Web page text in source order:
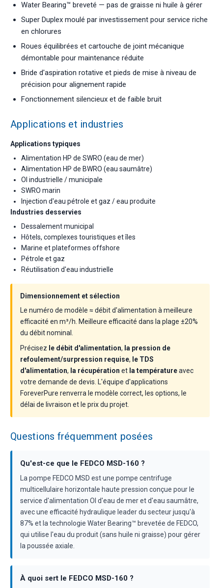
Water Bearing™ breveté — pas de graisse ni huile à gérer
Super Duplex moulé par investissement pour service riche
en chlorures
Roues équilibrées et cartouche de joint mécanique
démontable pour maintenance réduite
Bride d'aspiration rotative et pieds de mise à niveau de
précision pour alignement rapide
Fonctionnement silencieux et de faible bruit
Applications et industries
Applications typiques
Alimentation HP de SWRO (eau de mer)
Alimentation HP de BWRO (eau saumâtre)
OI industrielle / municipale
SWRO marin
Injection d'eau pétrole et gaz / eau produite
Industries desservies
Dessalement municipal
Hôtels, complexes touristiques et îles
Marine et plateformes offshore
Pétrole et gaz
Réutilisation d'eau industrielle
Dimensionnement et sélection
Le numéro de modèle ≈ débit d'alimentation à meilleure
efficacité en m³/h. Meilleure efficacité dans la plage ±20%
du débit nominal.
Précisez le débit d'alimentation, la pression de
refoulement/surpression requise, le TDS
d'alimentation, la récupération et la températureavec
votre demande de devis. L'équipe d'applications
ForeverPure renverra le modèle correct, les options, le
délai de livraison et le prix du projet.
Questions fréquemment posées
Qu'est-ce que le FEDCO MSD-160 ?
La pompe FEDCO MSD est une pompe centrifuge
multicellulaire horizontale haute pression conçue pour le
service d'alimentation OI d'eau de mer et d'eau saumâtre,
avec une efficacité hydraulique leader du secteur jusqu'à
87% et la technologie Water Bearing™ brevetée de FEDCO,
qui utilise l'eau du produit (sans huile ni graisse) pour gérer
la poussée axiale.
À quoi sert le FEDCO MSD-160 ?